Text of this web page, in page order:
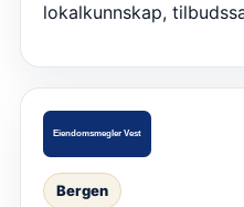
lokalkunnskap,
Bergen